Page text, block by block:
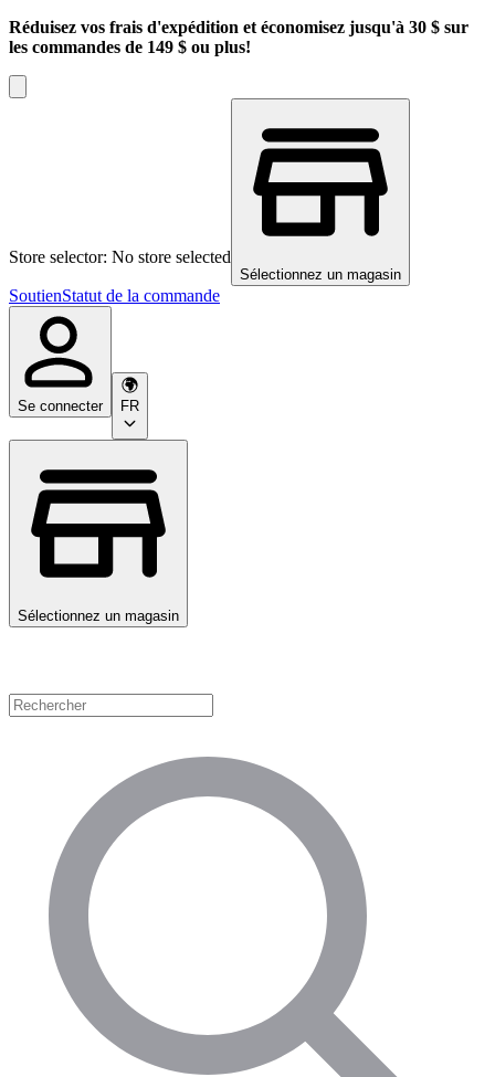
Réduisez vos frais d'expédition et économisez jusqu'à 30 $ sur
les commandes de 149 $ ou plus!
Store selector: No store selected
Sélectionnez un magasin
SoutienStatut de la commande
Se connecter FR
Sélectionnez un magasin